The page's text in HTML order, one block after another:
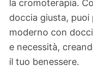
la cromoterapia.
doccia giusta,
moderno con
e necessità,
il tuo benessere.